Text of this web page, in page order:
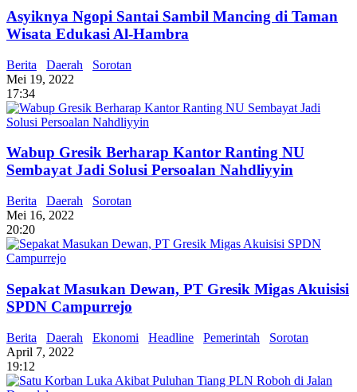
Asyiknya Ngopi Santai Sambil Mancing di Taman
Wisata Edukasi Al-Hambra
Berita Daerah
Sorotan
Mei 19, 2022
17:34
Wabup Gresik Berharap Kantor Ranting NU
Sembayat Jadi Solusi Persoalan Nahdliyyin
Berita Daerah
Sorotan
Mei 16, 2022
20:20
Sepakat Masukan Dewan, PT Gresik Migas Akuisisi
SPDN Campurrejo
Berita Daerah Ekonomi Headline Pemerintah
Sorotan
April 7, 2022
19:12